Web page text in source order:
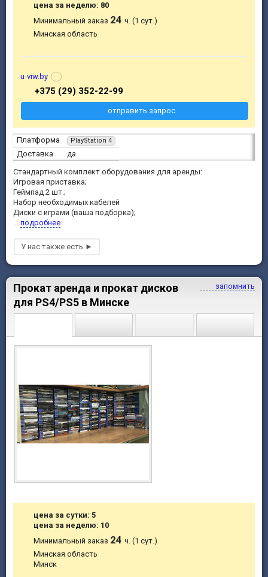
Платформа PlayStation 4
Доставка
да
Стандартный комплект оборудования для аренды:
Игровая приставка;
Геймпад 2 шт.;
Набор необходимых кабелей
Диски с играми (ваша подборка);
... подробнее
цена за неделю: 80
Минимальный заказ 24ч. (1 сут.)
Минская область
u-viw.by
+375 (29) 352-22-99
отправить запрос
запомнить
Прокат аренда и прокат дисков
для PS4/PS5 в Минске
цена за сутки: 5
цена за неделю: 10
Минимальный заказ 24ч. (1 сут.)
Минская область
Минск